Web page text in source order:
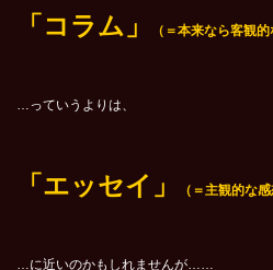
「コラム」 （＝本来なら客観
…っていうよりは、
「エッセイ」 （＝主観的な
…に近いのかもしれませんが……